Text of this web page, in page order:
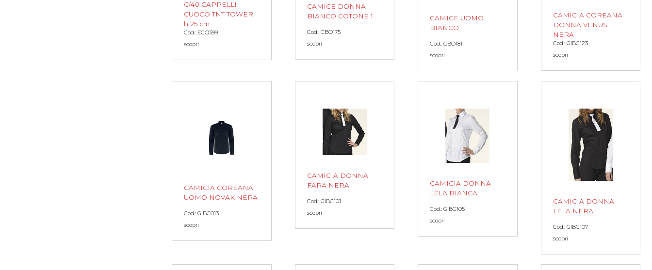
C/40 CAPPELLI
CUOCO TNT TOWER
h 25 cm
Cod.: EGO399
scopri
CAMICE DONNA
BIANCO COTONE 1
Cod.: CBO175
scopri
CAMICE UOMO
BIANCO
Cod.: CBO181
scopri
CAMICIA COREANA
DONNA VENUS
NERA
Cod.: GIBC123
scopri
CAMICIA COREANA
UOMO NOVAK NERA
Cod.: GIBC013
scopri
CAMICIA DONNA
FARA NERA
Cod.: GIBC101
scopri
CAMICIA DONNA
LELA BIANCA
Cod.: GIBC105
scopri
CAMICIA DONNA
LELA NERA
Cod.: GIBC107
scopri